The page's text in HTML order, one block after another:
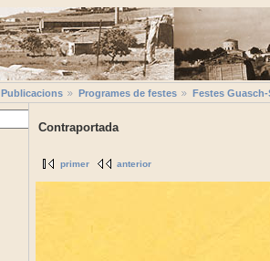
Publicacions Programes de festes Festes Guasch-
Contraportada
primer anterior